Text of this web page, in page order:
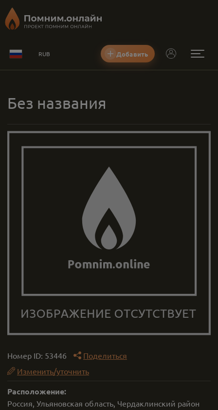
RUB Добавить
Без названия
Номер ID: 53446
Поделиться
Изменить/уточнить
Расположение:
Россия, Ульяновская область, Чердаклинский район